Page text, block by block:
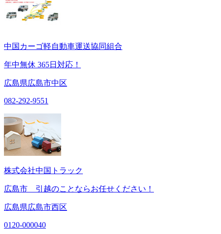
中国カーゴ軽自動車運送協同組合
年中無休 365日対応！
広島県広島市中区
082-292-9551
株式会社中国トラック
広島市 引越のことならお任せください！
広島県広島市西区
0120-000040